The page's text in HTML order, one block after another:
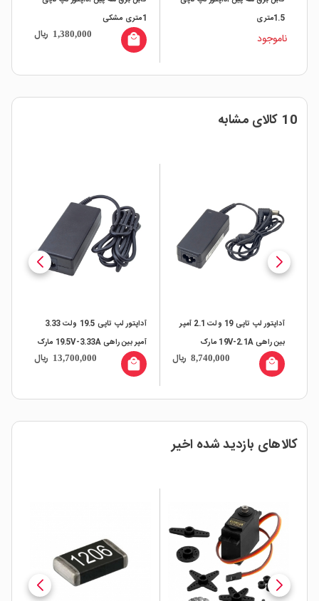
1.5متری
ناموجود
1متری مشکی
1,380,000 ریال local_mall
10 کالای مشابه
آداپتور لپ تاپی 19.5 ولت 3.33
HP
13,700,000 local_mall
بین راهی 12V-5.5A مناسب
تجهیزات شبکه Cisco مارک
DELTA
17,200,000 local_mall
کالاهای بازدید شده اخیر